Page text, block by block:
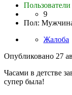
Пользователи
9
Пол:
Жалоба
Опубликовано 27
Часами в детстве
супер была!